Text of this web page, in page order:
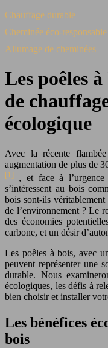
Chauffage durable
Cheminée éco-responsable
Allumage de cheminées
Les poêles
de
écologique
Avec la récente
augmentation de plus de
[1] , et face à
s’intéressent au bois
bois sont-ils véritablement
de l’environnement ? Le
des économies
carbone, et un désir
Les poêles à bois, avec
peuvent représenter une
durable. Nous
écologiques, les défis à
bien choisir et installer
Les bénéfices
bois